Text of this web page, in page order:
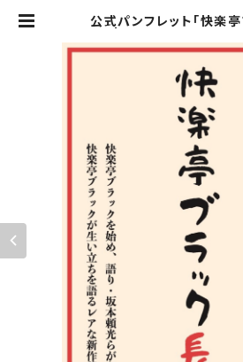
公式パンフレット「快楽